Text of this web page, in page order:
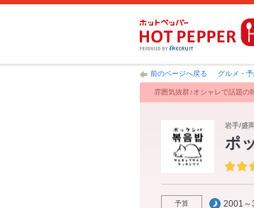
前のページへ戻る グルメ・
雰囲気抜群♪オシャレで話題の
岩手/盛
ポ
予算 2001～